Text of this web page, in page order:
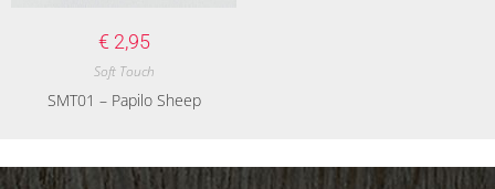
€ 2,95
Soft Touch
SMT01 – Papilo Sheep